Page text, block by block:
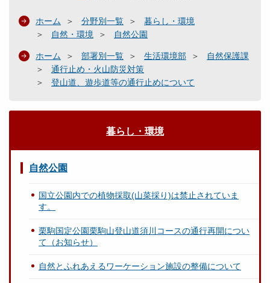
ホーム 分野別一覧
暮らし・環境
自然・環境
自然公園
ホーム 部署別一覧 生活環境部
自然保護課
通行止め・火山防災対策
登山道、遊歩道等の通行止めについて
暮らし・環境
自然公園
国立公園内での植物採取(山菜採り)は禁止されていま
す。
栗駒国定公園栗駒山登山道須川コースの通行再開につい
て（お知らせ）
自然とふれあえるワーケーション施設の整備について